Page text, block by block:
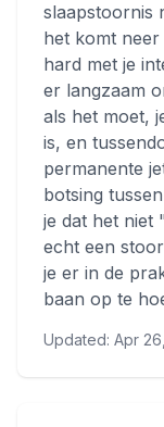
slaapstoornis
het komt
hard met je
er langzaam
als het moet,
is, en
permanente
botsing
je dat het niet
echt een
je er in de
baan op te
Updated: Apr